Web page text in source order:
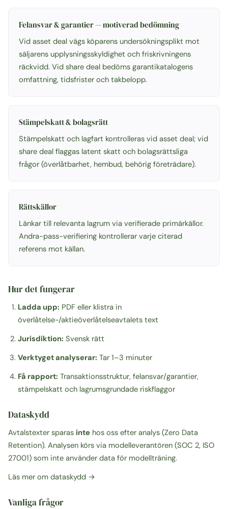
Felansvar & garantier — motiverad bedömning
Vid asset deal vägs köparens undersökningsplikt mot
säljarens upplysningsskyldighet och friskrivningens
räckvidd. Vid share deal bedöms garantikatalogens
omfattning, tidsfrister och takbelopp.
Stämpelskatt & bolagsrätt
Stämpelskatt och lagfart kontrolleras vid asset deal; vid
share deal flaggas latent skatt och bolagsrättsliga
frågor (överlåtbarhet, hembud, behörig företrädare).
Rättskällor
Länkar till relevanta lagrum via verifierade primärkällor.
Andra-pass-verifiering kontrollerar varje citerad
referens mot källan.
Hur det fungerar
Ladda upp: PDF eller klistra in
överlåtelse-/aktieöverlåtelseavtalets text
Jurisdiktion: Svensk rätt
Verktyget analyserar: Tar 1–3 minuter
Få rapport: Transaktionsstruktur, felansvar/garantier,
stämpelskatt och lagrumsgrundade riskflaggor
Dataskydd
Avtalstexter sparas inte hos oss efter analys (Zero Data
Retention). Analysen körs via modelleverantören (SOC 2, ISO
27001) som inte använder data för modellträning.
Läs mer om dataskydd →
Vanliga frågor